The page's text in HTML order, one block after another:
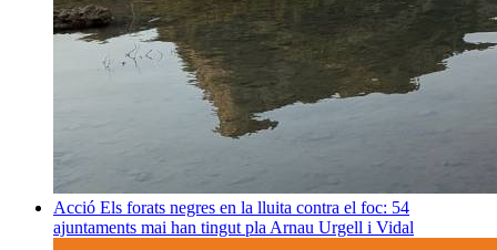
Acció Els forats negres en la lluita contra el foc: 54
ajuntaments mai han tingut pla Arnau Urgell i Vidal